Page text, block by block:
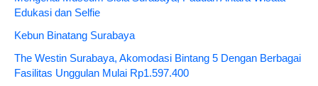
Edukasi dan Selfie
Kebun Binatang Surabaya
The Westin Surabaya, Akomodasi Bintang 5 Dengan Berbagai
Fasilitas Unggulan Mulai Rp1.597.400